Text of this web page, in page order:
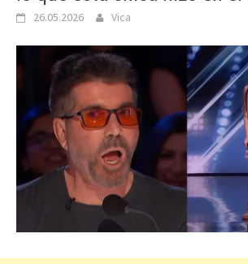
26.05.2026 Vica